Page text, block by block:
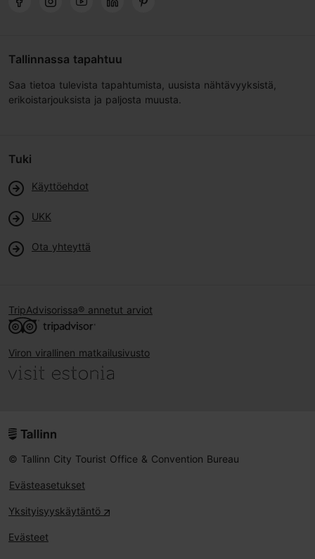
Tallinnassa tapahtuu
Saa tietoa tulevista tapahtumista, uusista nähtävyyksistä,
erikoistarjouksista ja paljosta muusta.
Tuki
Käyttöehdot
UKK
Ota yhteyttä
TripAdvisorissa® annetut arviot
Viron virallinen matkailusivusto
© Tallinn City Tourist Office & Convention Bureau
Evästeasetukset
Yksityisyyskäytäntö
Evästeet